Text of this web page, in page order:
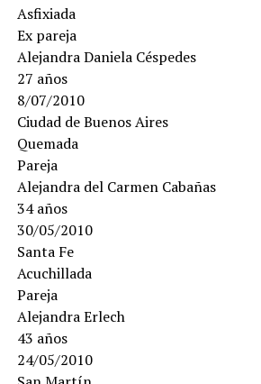
Asfixiada
Ex pareja
Alejandra Daniela Céspedes
27 años
8/07/2010
Ciudad de Buenos Aires
Quemada
Pareja
Alejandra del Carmen Cabañas
34 años
30/05/2010
Santa Fe
Acuchillada
Pareja
Alejandra Erlech
43 años
24/05/2010